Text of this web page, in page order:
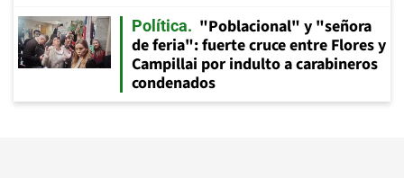
Política
"Poblacional" y "señora
de feria": fuerte cruce entre Flores y
Campillai por indulto a carabineros
condenados